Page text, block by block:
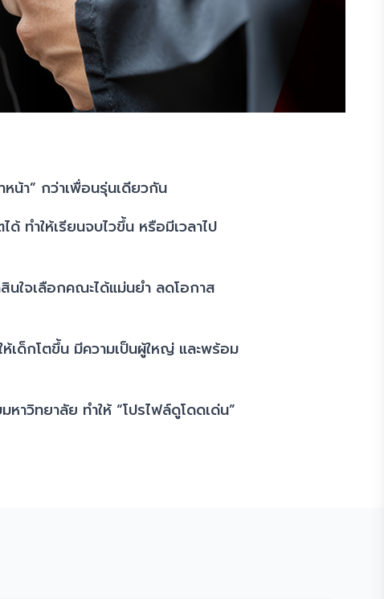
น้า” กว่าเพื่อนรุ่นเดียวกัน
ทำให้เรียนจบไวขึ้น หรือมีเวลาไป
ใจเลือกคณะได้แม่นยำ ลดโอกาส
เด็กโตขึ้น มีความเป็นผู้ใหญ่ และพร้อม
าวิทยาลัย ทำให้ “โปรไฟล์ดูโดดเด่น”